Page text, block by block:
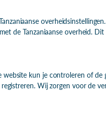
de Tanzaniaanse overheid.
website kun je controleren of de
Wij zorgen voor de